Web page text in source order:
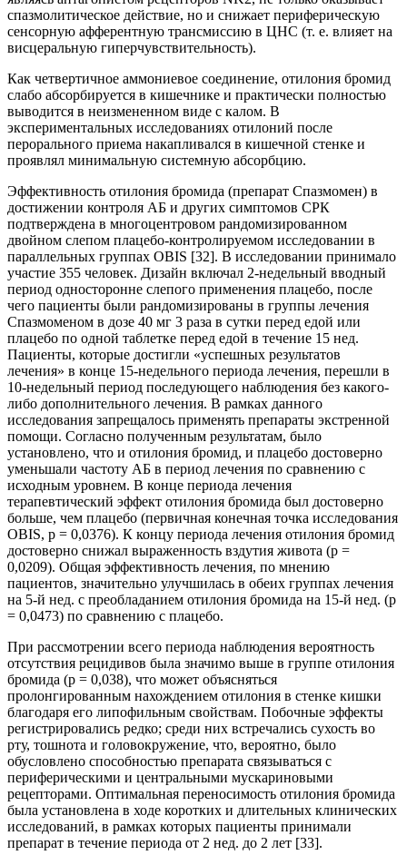
спазмолитическое действие, но и снижает периферическую
сенсорную афферентную трансмиссию в ЦНС (т. е. влияет на
висцеральную гиперчувствительность).
Как четвертичное аммониевое соединение, отилония бромид
слабо абсорбируется в кишечнике и практически полностью
выводится в неизмененном виде с калом. В
экспериментальных исследованиях отилоний после
перорального приема накапливался в кишечной стенке и
проявлял минимальную системную абсорбцию.
Эффективность отилония бромида (препарат Спазмомен) в
достижении контроля АБ и других симптомов СРК
подтверждена в многоцентровом рандомизированном
двойном слепом плацебо-контролируемом исследовании в
параллельных группах OBIS [32]. В исследовании принимало
участие 355 человек. Дизайн включал 2-недельный вводный
период односторонне слепого применения плацебо, после
чего пациенты были рандомизированы в группы лечения
Спазмоменом в дозе 40 мг 3 раза в сутки перед едой или
плацебо по одной таблетке перед едой в течение 15 нед.
Пациенты, которые достигли «успешных результатов
лечения» в конце 15-недельного периода лечения, перешли в
10-недельный период последующего наблюдения без какого-
либо дополнительного лечения. В рамках данного
исследования запрещалось применять препараты экстренной
помощи. Согласно полученным результатам, было
установлено, что и отилония бромид, и плацебо достоверно
уменьшали частоту АБ в период лечения по сравнению с
исходным уровнем. В конце периода лечения
терапевтический эффект отилония бромида был достоверно
больше, чем плацебо (первичная конечная точка исследования
OBIS, p = 0,0376). К концу периода лечения отилония бромид
достоверно снижал выраженность вздутия живота (р =
0,0209). Общая эффективность лечения, по мнению
пациентов, значительно улучшилась в обеих группах лечения
на 5-й нед. с преобладанием отилония бромида на 15-й нед. (р
= 0,0473) по сравнению с плацебо.
При рассмотрении всего периода наблюдения вероятность
отсутствия рецидивов была значимо выше в группе отилония
бромида (p = 0,038), что может объясняться
пролонгированным нахождением отилония в стенке кишки
благодаря его липофильным свойствам. Побочные эффекты
регистрировались редко; среди них встречались сухость во
рту, тошнота и головокружение, что, вероятно, было
обусловлено способностью препарата связываться с
периферическими и центральными мускариновыми
рецепторами. Оптимальная переносимость отилония бромида
была установлена в ходе коротких и длительных клинических
исследований, в рамках которых пациенты принимали
препарат в течение периода от 2 нед. до 2 лет [33].